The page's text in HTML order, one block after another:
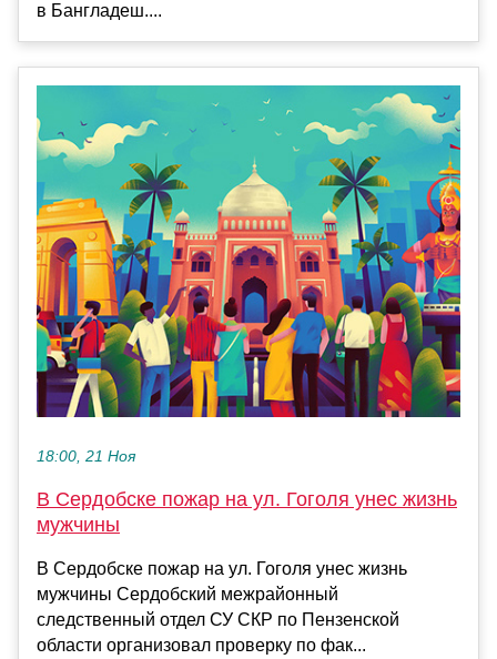
в Бангладеш....
18:00, 21 Ноя
В Сердобске пожар на ул. Гоголя унес жизнь
мужчины
В Сердобске пожар на ул. Гоголя унес жизнь
мужчины Сердобский межрайонный
следственный отдел СУ СКР по Пензенской
области организовал проверку по фак...